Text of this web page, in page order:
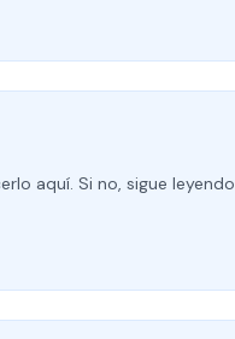
aquí. Si no, sigue leyendo.